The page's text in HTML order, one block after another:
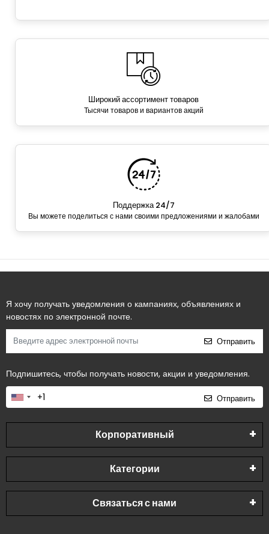
Широкий ассортимент товаров
Тысячи товаров и вариантов акций
Поддержка 24/7
Вы можете поделиться с нами своими предложениями и жалобами
Я хочу получать уведомления о кампаниях, объявлениях и
новостях по электронной почте.
Отправить
Подпишитесь, чтобы получать новости, акции и уведомления.
Отправить
Корпоративный
Категории
Связаться с нами